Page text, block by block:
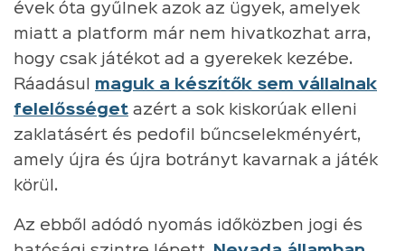
évek óta gyűlnek azok az ügyek, amelyek
miatt a platform már nem hivatkozhat arra,
hogy csak játékot ad a gyerekek kezébe.
Ráadásul maguk a készítők sem vállalnak
felelősséget azért a sok kiskorúak elleni
zaklatásért és pedofil bűncselekményért,
amely újra és újra botrányt kavarnak a játék
körül.
Az ebből adódó nyomás időközben jogi és